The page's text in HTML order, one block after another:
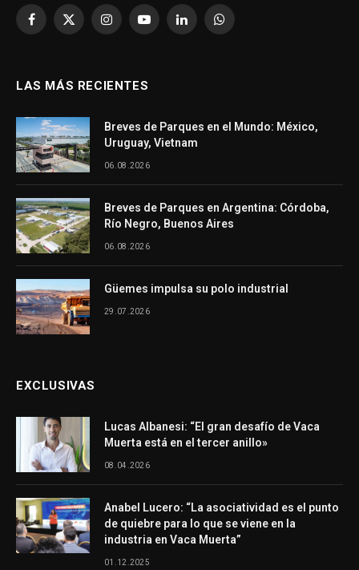
Facebook
X
InstagramYouTubeLinkedInWhatsApp
LAS MÁS RECIENTES
Breves de Parques en el Mundo: México,
Uruguay, Vietnam
06.08.2026
Breves de Parques en Argentina: Córdoba,
Río Negro, Buenos Aires
06.08.2026
Güemes impulsa su polo industrial
29.07.2026
EXCLUSIVAS
Lucas Albanesi: “El gran desafío de Vaca
Muerta está en el tercer anillo»
08.04.2026
Anabel Lucero: “La asociatividad es el punto
de quiebre para lo que se viene en la
industria en Vaca Muerta”
01.12.2025